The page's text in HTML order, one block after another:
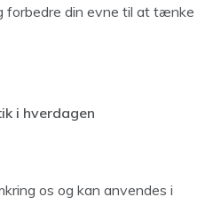
forbedre din evne til at tænke
i hverdagen
os og kan anvendes i